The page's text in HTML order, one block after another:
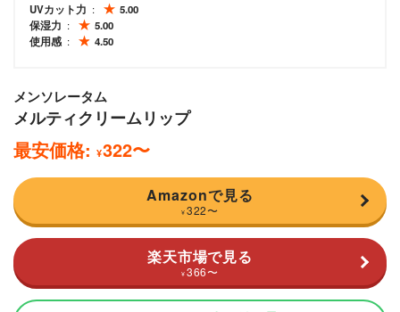
UVカット力
5.00
保湿力
5.00
使用感
4.50
メンソレータム
メルティクリームリップ
最安価格: ¥322〜
Amazonで見る
¥ 322〜
楽天市場で見る
¥ 366〜